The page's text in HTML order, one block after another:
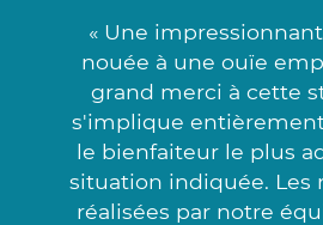
« Une
nouée à une ouïe
grand merci à cette
s'implique
le bienfaiteur le plus
situation indiquée. Les
réalisées par notre